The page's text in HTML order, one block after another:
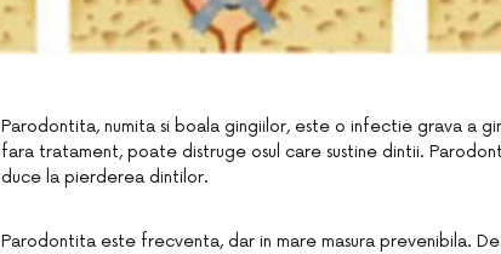
Parodontita, numita si boala gingiilor, este o infectie grava a
fara tratament, poate distruge osul care sustine dintii.
duce la pierderea dintilor.
Parodontita este frecventa, dar in mare masura prevenibila.